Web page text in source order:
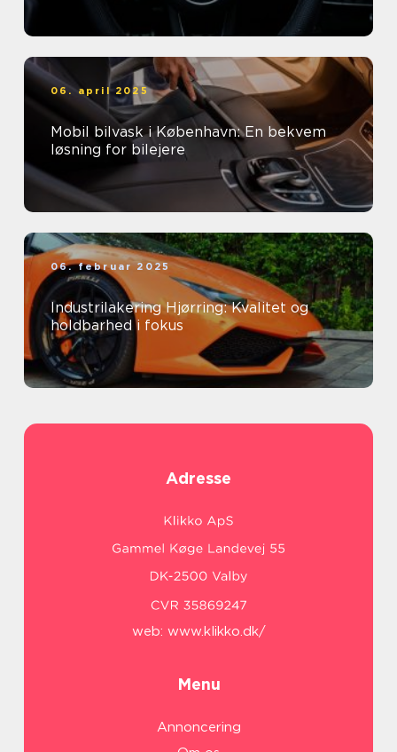
06. april 2025
Mobil bilvask i København: En bekvem
løsning for bilejere
06. februar 2025
Industrilakering Hjørring: Kvalitet og
holdbarhed i fokus
Adresse
web: www.klikko.dk/
Menu
Annoncering